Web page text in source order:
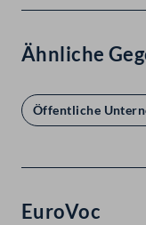
Ähnliche
Öffentliche
EuroVoc